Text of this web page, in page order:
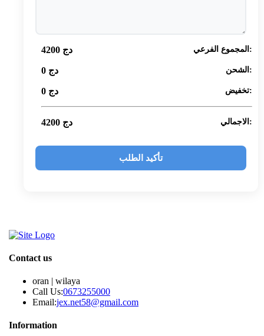
4200 دج المجموع الفرعي:
0 دج الشحن:
0 دج تخفيض:
4200 دج الاجمالي:
تأكيد الطلب
Contact us
oran | wilaya
Call Us:0673255000
Email:jex.net58@gmail.com
Information